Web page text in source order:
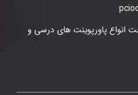
انواع پاورپوینت های درسی و